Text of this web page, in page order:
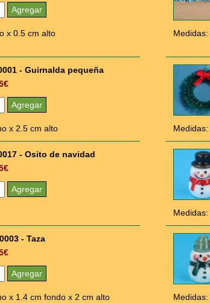
x 0.5 cm alto
- Guirnalda pequeña
x 2.5 cm alto
- Osito de navidad
- Taza
x 1.4 cm fondo x 2 cm alto